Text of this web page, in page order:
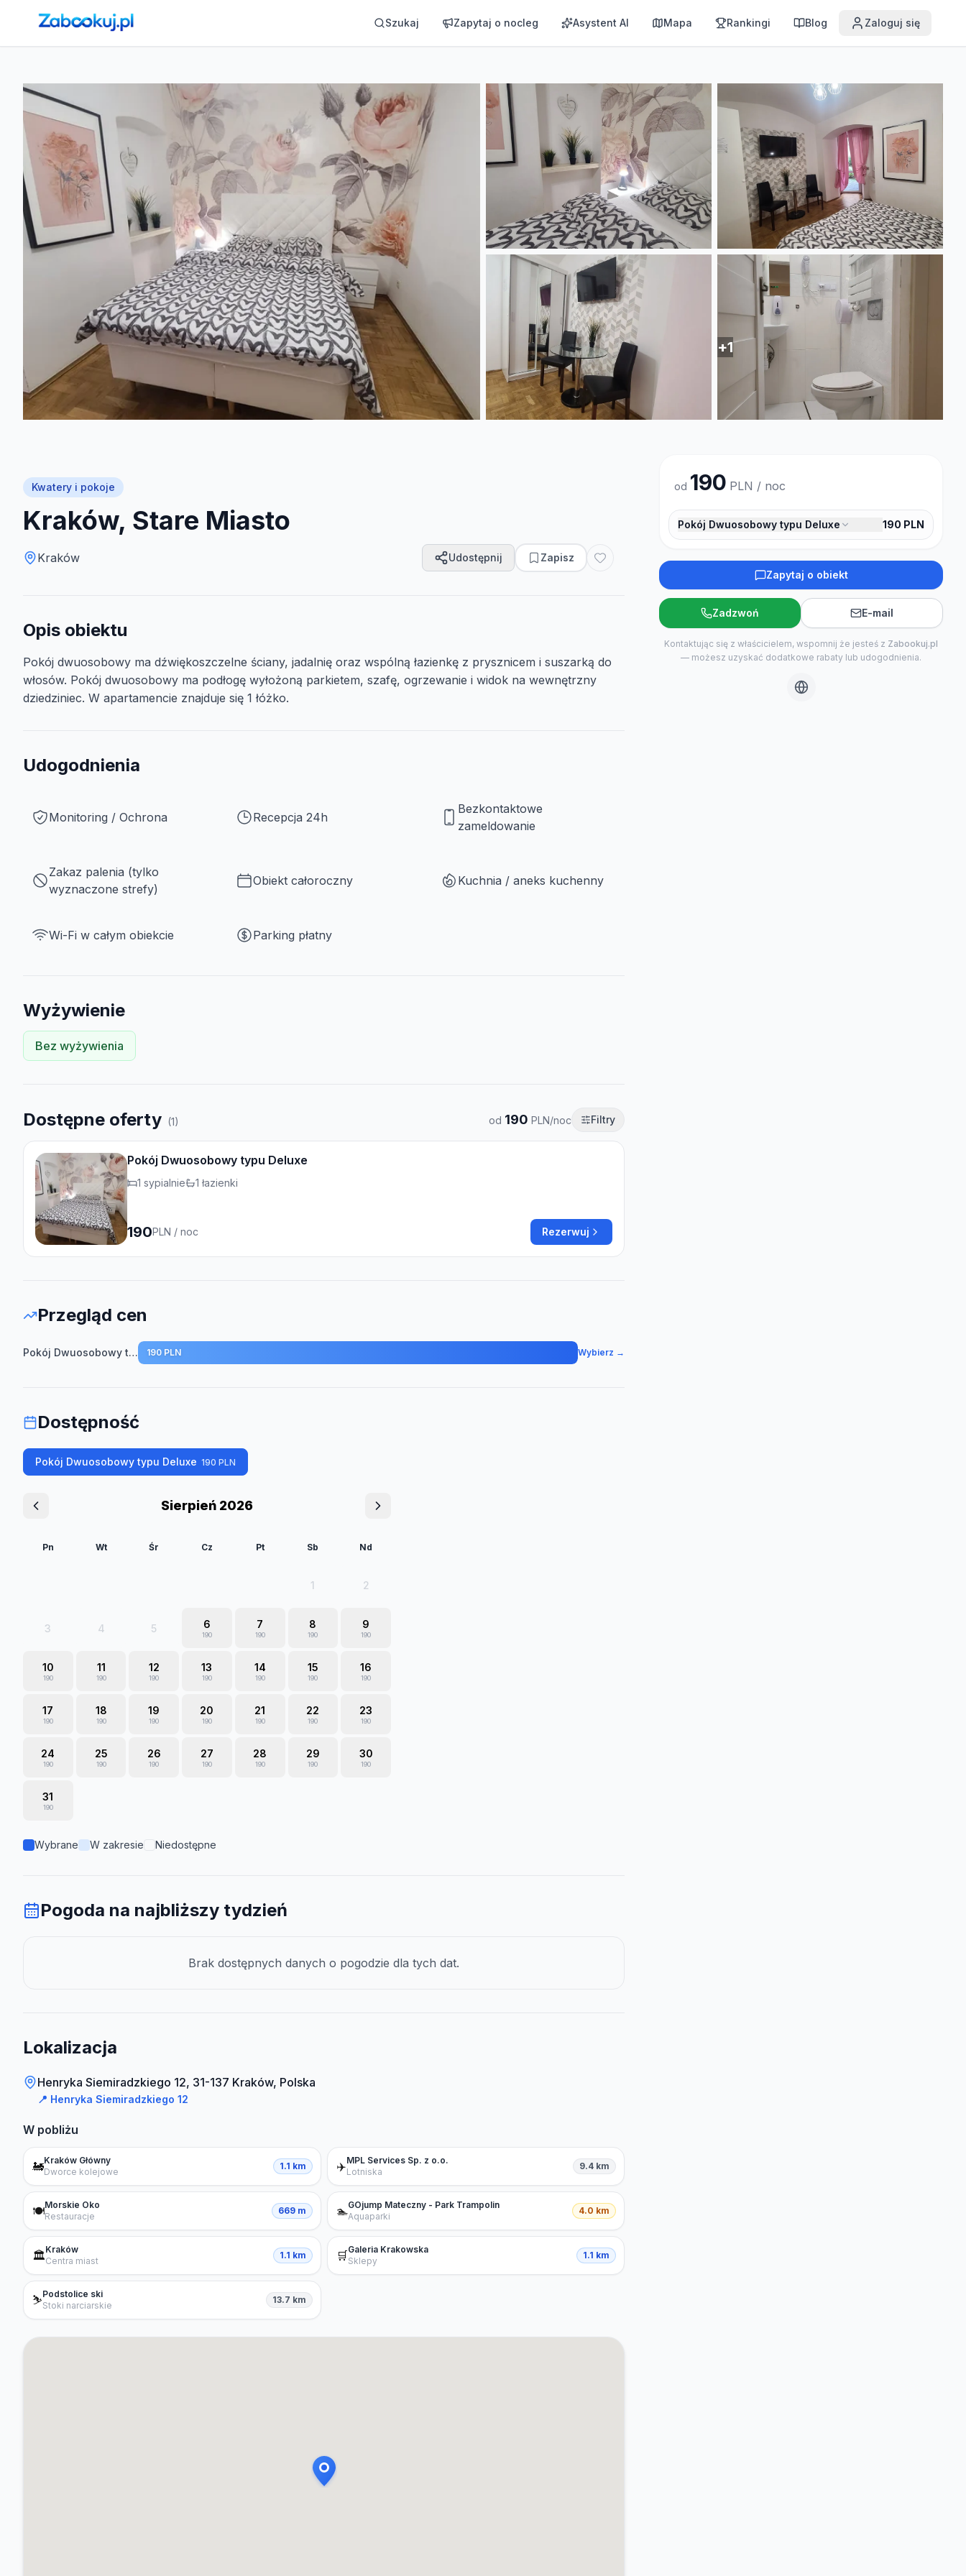
Strona główna ›Noclegi Szukaj Zapytaj o nocleg Asystent AI Mapa Rankingi Blog Zaloguj się
+1
Kwatery i pokoje
Kraków, Stare Miasto
Kraków Udostępnij Zapisz
Opis obiektu
Pokój dwuosobowy ma dźwiękoszczelne ściany, jadalnię oraz wspólną łazienkę z prysznicem i suszarką do
włosów. Pokój dwuosobowy ma podłogę wyłożoną parkietem, szafę, ogrzewanie i widok na wewnętrzny
dziedziniec. W apartamencie znajduje się 1 łóżko.
Udogodnienia
Monitoring / Ochrona Recepcja 24h
Bezkontaktowe
zameldowanie
Zakaz palenia (tylko
wyznaczone strefy)
Obiekt całoroczny Kuchnia / aneks kuchenny
Wi-Fi w całym obiekcie Parking płatny
Wyżywienie
Bez wyżywienia
Dostępne oferty (1) od 190 PLN/noc Filtry
Pokój Dwuosobowy typu Deluxe
1 sypialnie 1 łazienki
190PLN / noc Rezerwuj
Przegląd cen
Pokój Dwuosobowy typu Deluxe 190 PLN Wybierz →
Dostępność
Pokój Dwuosobowy typu Deluxe 190 PLN
Sierpień 2026
Pn Wt Śr Cz Pt Sb Nd
1 2
3 4 5 6
190
7
190
8
190
9
190
10
190
11
190
12
190
13
190
14
190
15
190
16
190
17
190
18
190
19
190
20
190
21
190
22
190
23
190
24
190
25
190
26
190
27
190
28
190
29
190
30
190
31
190
Wybrane W zakresie Niedostępne
Pogoda na najbliższy tydzień
Brak dostępnych danych o pogodzie dla tych dat.
Lokalizacja
Henryka Siemiradzkiego 12, 31-137 Kraków, Polska
📍 Henryka Siemiradzkiego 12
W pobliżu
🚂Kraków Główny
Dworce kolejowe
1.1 km ✈️MPL Services Sp. z o.o.
Lotniska
9.4 km
🍽️Morskie Oko
Restauracje
669 m 🏊GOjump Mateczny - Park Trampolin
Aquaparki
4.0 km
🏛️Kraków
Centra miast
1.1 km 🛒Galeria Krakowska
Sklepy
1.1 km
⛷️Podstolice ski
Stoki narciarskie
13.7 km
od 190 PLN / noc
Pokój Dwuosobowy typu Deluxe 190 PLN
Zapytaj o obiekt
Zadzwoń E-mail
Kontaktując się z właścicielem, wspomnij że jesteś z Zabookuj.pl
— możesz uzyskać dodatkowe rabaty lub udogodnienia.